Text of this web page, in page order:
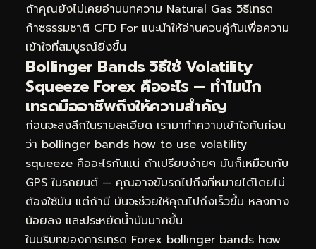
ถ้าคุณยังไม่เคยอ่านบทความ Natural Gas วิธีเทรด
ก๊าซธรรมชาติ CFD For แนะนำให้อ่านควบคู่กันเพื่อความ
เข้าใจที่สมบูรณ์ยิ่งขึ้น
Bollinger Bands วิธีใช้ Volatility
Squeeze Forex คืออะไร — ทำไมนัก
เทรดมืออาชีพถึงให้ความสำคัญ
ก่อนจะลงลึกในรายละเอียด เรามาทำความเข้าใจกันก่อน
ว่า bollinger bands how to use volatility
squeeze คืออะไรกันแน่ ถ้าเปรียบง่ายๆ มันก็เหมือนกับ
GPS ในรถยนต์ — คุณอาจขับรถไปถึงที่หมายได้โดยไม่
ต้องใช้มัน แต่ถ้ามี มันจะช่วยให้คุณไปถึงเร็วขึ้น หลงทาง
น้อยลง และประหยัดน้ำมันมากขึ้น
ในบริบทของการเทรด Forex bollinger bands how